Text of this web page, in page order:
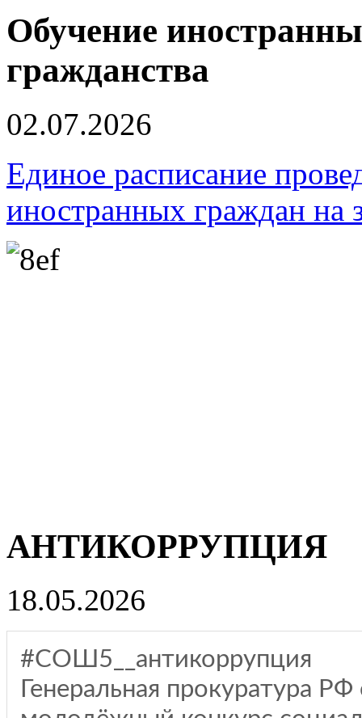
Обучение
гражданства
02.07.2026
Единое расписание
иностранных граждан на
АНТИКОРРУПЦИЯ
18.05.2026
#СОШ5__антикоррупция
Генеральная прокуратура